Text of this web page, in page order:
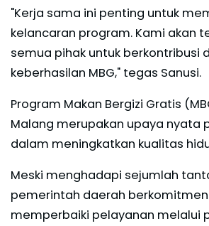
"Kerja sama ini penting untuk
kelancaran program. Kami akan
semua pihak untuk berkontribusi
keberhasilan MBG," tegas Sanusi.
Program Makan Bergizi Gratis
Malang merupakan upaya nyata
dalam meningkatkan kualitas
Meski menghadapi sejumlah
pemerintah daerah
memperbaiki pelayanan melalui